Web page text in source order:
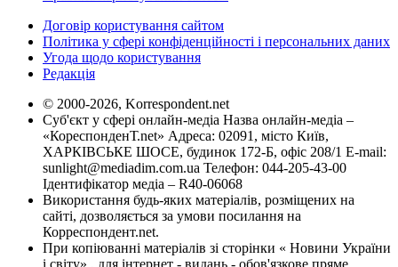
Договір користування сайтом
Політика у сфері конфіденційності і персональних даних
Угода щодо користування
Редакція
© 2000-2026, Korrespondent.net
Суб'єкт у сфері онлайн-медіа Назва онлайн-медіа –
«КореспонденТ.net» Адреса: 02091, місто Київ,
ХАРКІВСЬКЕ ШОСЕ, будинок 172-Б, офіс 208/1 E-mail:
sunlight@mediadim.com.ua Телефон: 044-205-43-00
Ідентифікатор медіа – R40-06068
Використання будь-яких матеріалів, розміщених на
сайті, дозволяється за умови посилання на
Корреспондент.net.
При копіюванні матеріалів зі сторінки « Новини України
і світу» , для інтернет - видань - обов'язкове пряме